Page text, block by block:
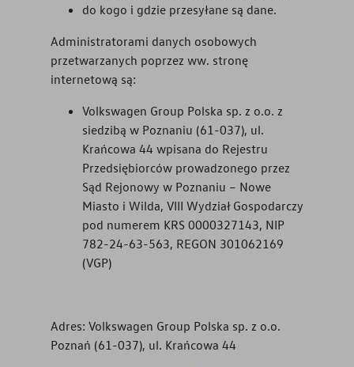
do kogo i gdzie przesyłane są dane.
Administratorami danych osobowych
przetwarzanych poprzez ww. stronę
internetową są:
Volkswagen Group Polska sp. z o.o. z
siedzibą w Poznaniu (61-037), ul.
Krańcowa 44 wpisana do Rejestru
Przedsiębiorców prowadzonego przez
Sąd Rejonowy w Poznaniu – Nowe
Miasto i Wilda, VIII Wydział Gospodarczy
pod numerem KRS 0000327143, NIP
782-24-63-563, REGON 301062169
(VGP)
Adres: Volkswagen Group Polska sp. z o.o.
Poznań (61-037), ul. Krańcowa 44